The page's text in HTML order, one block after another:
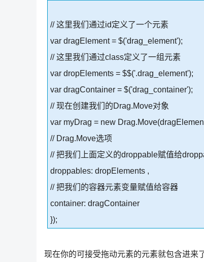
// 这里我们通过id定义了一个元素
var dragElement = $('drag_element');
// 这里我们通过class定义了一组元素
var dropElements = $$('.drag_element');
var dragContainer = $('drag_container');
// 现在创建我们的Drag.Move对象
var myDrag = new
// Drag.Move选项
// 把我们上面定义的droppable赋值给
droppables: dropElements ,
// 把我们的容器元素变量赋值给容器
container: dragContainer
});
现在你的可接受拖动元素的元素就包含进来